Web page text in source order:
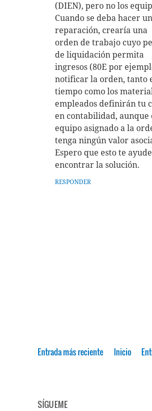
(DIEN), pero no los
Cuando se deba hacer
reparación, crearía una
orden de trabajo cuyo
de liquidación permita
ingresos (80E por
notificar la orden, tanto
tiempo como los
empleados definirán tu
en contabilidad, aunque
equipo asignado a la
tenga ningún valor
Espero que esto te
encontrar la solución.
RESPONDER
Entrada más reciente Inicio
SÍGUEME